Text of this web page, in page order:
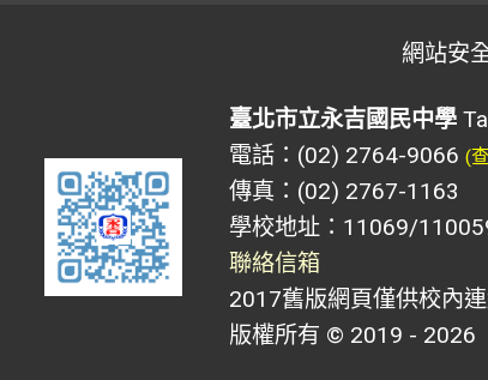
網站安
臺北市立永吉國民中學
電話：(02) 2764-9066 (
傳真：(02) 2767-1163
學校地址：11069/
聯絡信箱
2017舊版網頁僅供校內
版權所有 © 2019 - 2026